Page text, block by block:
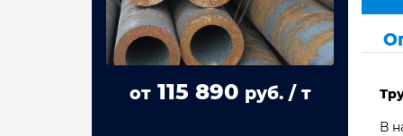
Труба стальная ВГП
Труба квадратная сталь 3сп/пс
от115 890 руб. / т
В